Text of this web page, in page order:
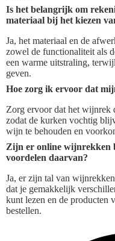
Is het belangrijk om
materiaal bij het kiezen
Ja, het materiaal en de
zowel de functionaliteit als
een warme uitstraling,
geven.
Hoe zorg ik ervoor dat
Zorg ervoor dat het wijnrek
zodat de kurken vochtig
wijn te behouden en
Zijn er online wijnrekken
voordelen daarvan?
Ja, er zijn tal van
dat je gemakkelijk
kunt lezen en de producten
bestellen.